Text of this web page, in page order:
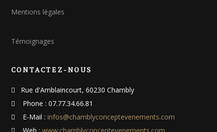
:Mentions légales
Témoignages
CONTACTEZ-NOUS
Rue d'Amblaincourt, 60230 Chambly
Phone : 07.77.34.66.81
E-Mail : infos@chamblyconceptevenements.com